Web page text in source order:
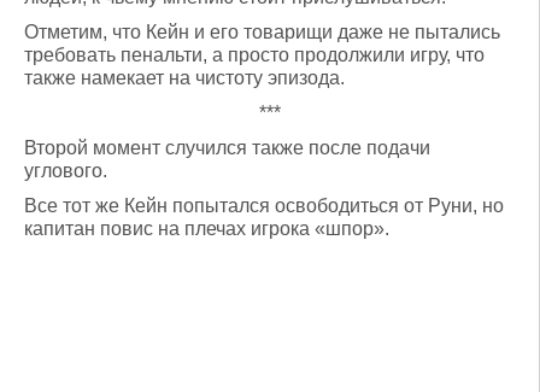
Отметим, что Кейн и его товарищи даже не пытались
требовать пенальти, а просто продолжили игру, что
также намекает на чистоту эпизода.
***
Второй момент случился также после подачи
углового.
Все тот же Кейн попытался освободиться от Руни, но
капитан повис на плечах игрока «шпор».